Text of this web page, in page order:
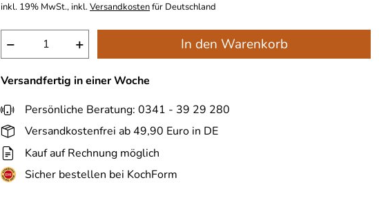
inkl. 19% MwSt., inkl.Versandkostenfür Deutschland
− + In den Warenkorb
Versandfertig in einer Woche
Persönliche Beratung: 0341 - 39 29 280
Versandkostenfrei ab 49,90 Euro in DE
Kauf auf Rechnung möglich
Sicher bestellen bei KochForm